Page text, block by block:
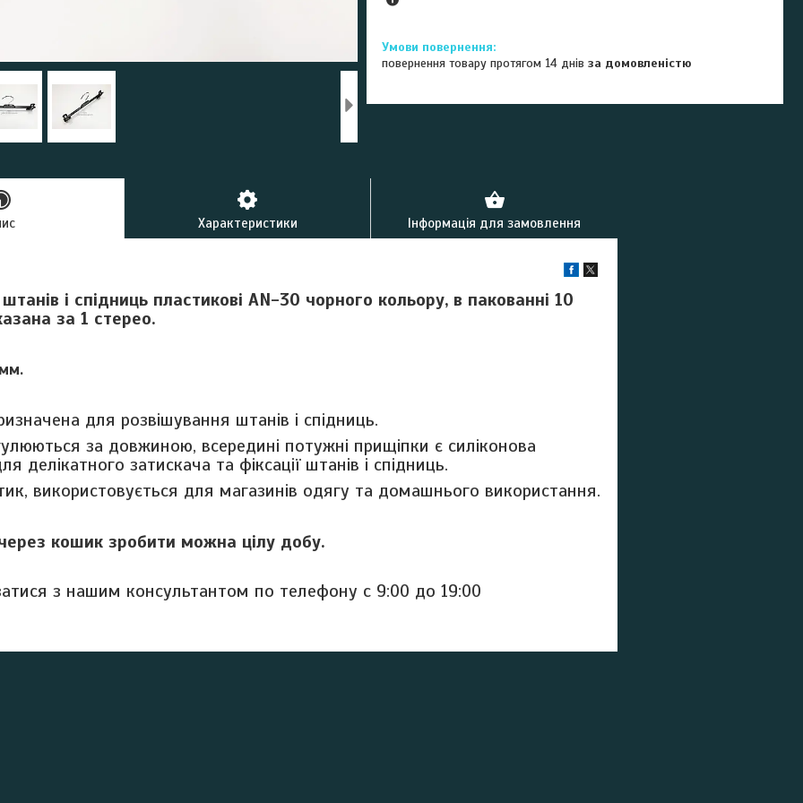
повернення товару протягом 14 днівза домовленістю
Характеристики Інформація для замовлення
і спідниць пластикові AN-30 чорного кольору, в пакованні 10
за 1 стерео.
для розвішування штанів і спідниць.
за довжиною, всередині потужні прищіпки є силіконова
делікатного затискача та фіксації штанів і спідниць.
використовується для магазинів одягу та домашнього використання.
кошик зробити можна цілу добу.
з нашим консультантом по телефону с 9:00 до 19:00